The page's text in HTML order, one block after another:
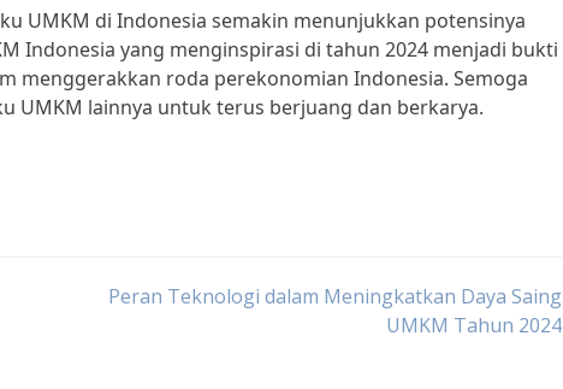
UMKM di Indonesia semakin menunjukkan potensinya
Indonesia yang menginspirasi di tahun 2024 menjadi bukti
menggerakkan roda perekonomian Indonesia. Semoga
UMKM lainnya untuk terus berjuang dan berkarya.
Peran Teknologi dalam Meningkatkan Daya Saing
UMKM Tahun 2024